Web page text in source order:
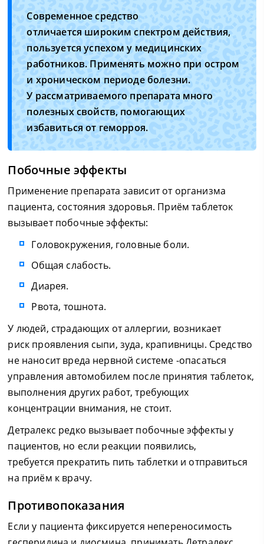
Современное средство
отличается широким спектром действия,
пользуется успехом у медицинских
работников. Применять можно при остром
и хроническом периоде болезни.
У рассматриваемого препарата много
полезных свойств, помогающих
избавиться от геморроя.
Побочные эффекты
Применение препарата зависит от организма
пациента, состояния здоровья. Приём таблеток
вызывает побочные эффекты:
Головокружения, головные боли.
Общая слабость.
Диарея.
Рвота, тошнота.
У людей, страдающих от аллергии, возникает
риск проявления сыпи, зуда, крапивницы. Средство
не наносит вреда нервной системе -опасаться
управления автомобилем после принятия таблеток,
выполнения других работ, требующих
концентрации внимания, не стоит.
Детралекс редко вызывает побочные эффекты у
пациентов, но если реакции появились,
требуется прекратить пить таблетки и отправиться
на приём к врачу.
Противопоказания
Если у пациента фиксируется непереносимость